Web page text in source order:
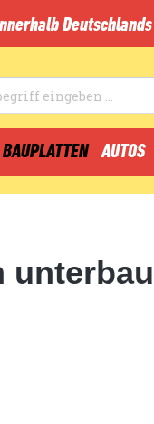
BAUPLATTEN AUTOS